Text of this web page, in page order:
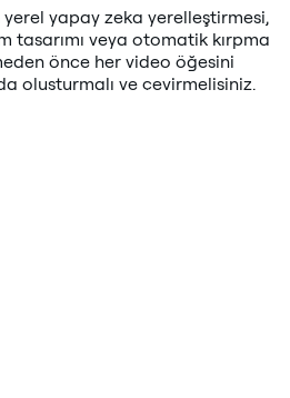
yerel yapay zeka yerelleştirmesi,
tasarımı veya otomatik kırpma
önce her video öğesini
oluşturmalı ve çevirmelisiniz.